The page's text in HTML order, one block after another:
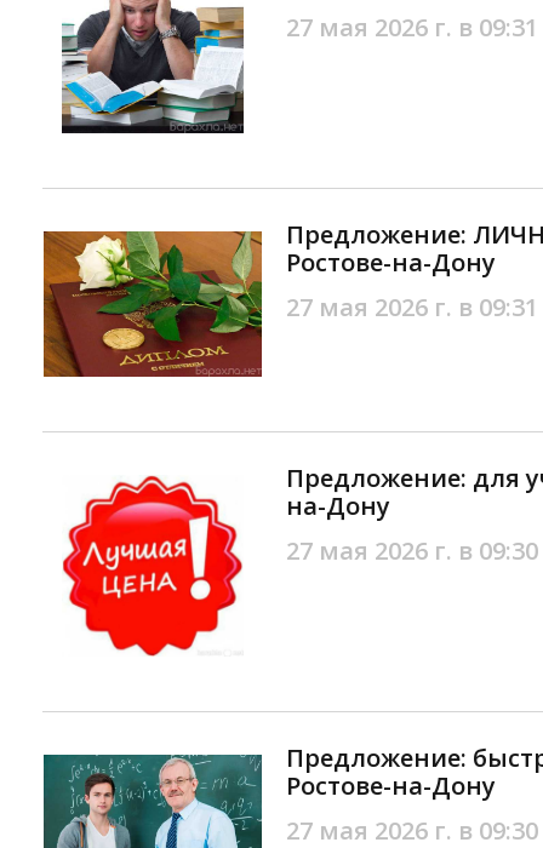
27 мая 2026 г. в 09:31
Предложение:
Ростове-на-Дону
27 мая 2026 г. в 09:31
Предложение: для
на-Дону
27 мая 2026 г. в 09:30
Предложение:
Ростове-на-Дону
27 мая 2026 г. в 09:30